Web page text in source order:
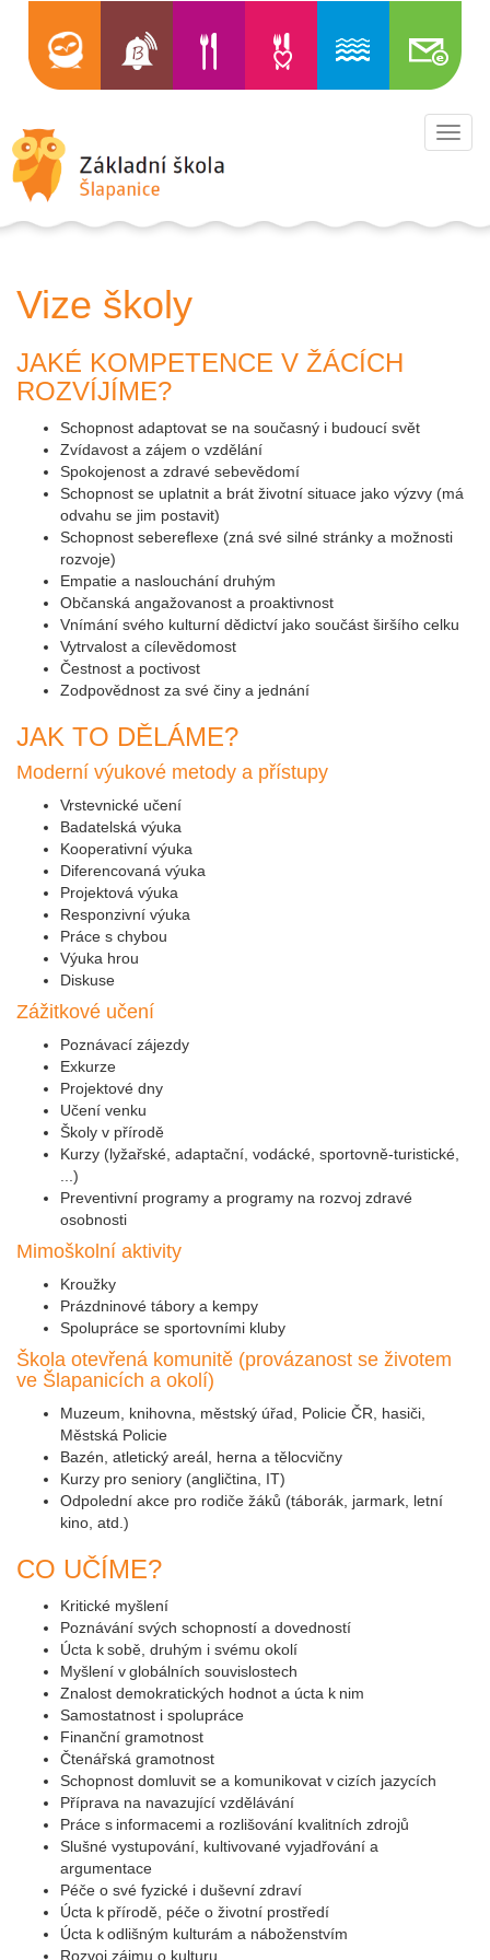
Vize školy
JAKÉ KOMPETENCE V ŽÁCÍCH
ROZVÍJÍME?
Schopnost adaptovat se na současný i budoucí svět
Zvídavost a zájem o vzdělání
Spokojenost a zdravé sebevědomí
Schopnost se uplatnit a brát životní situace jako výzvy (má
odvahu se jim postavit)
Schopnost sebereflexe (zná své silné stránky a možnosti
rozvoje)
Empatie a naslouchání druhým
Občanská angažovanost a proaktivnost
Vnímání svého kulturní dědictví jako součást širšího celku
Vytrvalost a cílevědomost
Čestnost a poctivost
Zodpovědnost za své činy a jednání
JAK TO DĚLÁME?
Moderní výukové metody a přístupy
Vrstevnické učení
Badatelská výuka
Kooperativní výuka
Diferencovaná výuka
Projektová výuka
Responzivní výuka
Práce s chybou
Výuka hrou
Diskuse
Zážitkové učení
Poznávací zájezdy
Exkurze
Projektové dny
Učení venku
Školy v přírodě
Kurzy (lyžařské, adaptační, vodácké, sportovně-turistické,
...)
Preventivní programy a programy na rozvoj zdravé
osobnosti
Mimoškolní aktivity
Kroužky
Prázdninové tábory a kempy
Spolupráce se sportovními kluby
Škola otevřená komunitě (provázanost se životem
ve Šlapanicích a okolí)
Muzeum, knihovna, městský úřad, Policie ČR, hasiči,
Městská Policie
Bazén, atletický areál, herna a tělocvičny
Kurzy pro seniory (angličtina, IT)
Odpolední akce pro rodiče žáků (táborák, jarmark, letní
kino, atd.)
CO UČÍME?
Kritické myšlení
Poznávání svých schopností a dovedností
Úcta k sobě, druhým i svému okolí
Myšlení v globálních souvislostech
Znalost demokratických hodnot a úcta k nim
Samostatnost i spolupráce
Finanční gramotnost
Čtenářská gramotnost
Schopnost domluvit se a komunikovat v cizích jazycích
Příprava na navazující vzdělávání
Práce s informacemi a rozlišování kvalitních zdrojů
Slušné vystupování, kultivované vyjadřování a
argumentace
Péče o své fyzické i duševní zdraví
Úcta k přírodě, péče o životní prostředí
Úcta k odlišným kulturám a náboženstvím
Rozvoj zájmu o kulturu